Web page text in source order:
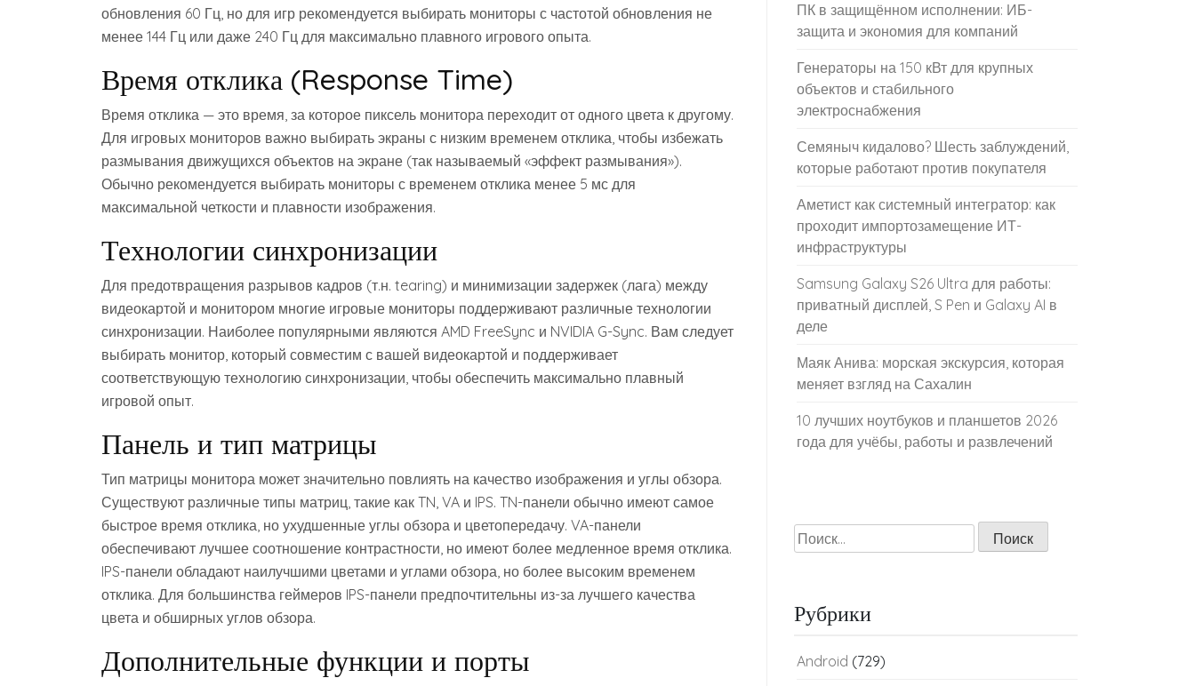
обновления 60 Гц, но для игр рекомендуется выбирать мониторы с частотой обновления не
менее 144 Гц или даже 240 Гц для максимально плавного игрового опыта.
Время отклика (Response Time)
Время отклика — это время, за которое пиксель монитора переходит от одного цвета к другому.
Для игровых мониторов важно выбирать экраны с низким временем отклика, чтобы избежать
размывания движущихся объектов на экране (так называемый «эффект размывания»).
Обычно рекомендуется выбирать мониторы с временем отклика менее 5 мс для
максимальной четкости и плавности изображения.
Технологии синхронизации
Для предотвращения разрывов кадров (т.н. tearing) и минимизации задержек (лага) между
видеокартой и монитором многие игровые мониторы поддерживают различные технологии
синхронизации. Наиболее популярными являются AMD FreeSync и NVIDIA G-Sync. Вам следует
выбирать монитор, который совместим с вашей видеокартой и поддерживает
соответствующую технологию синхронизации, чтобы обеспечить максимально плавный
игровой опыт.
Панель и тип матрицы
Тип матрицы монитора может значительно повлиять на качество изображения и углы обзора.
Существуют различные типы матриц, такие как TN, VA и IPS. TN-панели обычно имеют самое
быстрое время отклика, но ухудшенные углы обзора и цветопередачу. VA-панели
обеспечивают лучшее соотношение контрастности, но имеют более медленное время отклика.
IPS-панели обладают наилучшими цветами и углами обзора, но более высоким временем
отклика. Для большинства геймеров IPS-панели предпочтительны из-за лучшего качества
цвета и обширных углов обзора.
Дополнительные функции и порты
ПК в защищённом исполнении: ИБ-
защита и экономия для компаний
Генераторы на 150 кВт для крупных
объектов и стабильного
электроснабжения
Семяныч кидалово? Шесть заблуждений,
которые работают против покупателя
Аметист как системный интегратор: как
проходит импортозамещение ИТ-
инфраструктуры
Samsung Galaxy S26 Ultra для работы:
приватный дисплей, S Pen и Galaxy AI в
деле
Маяк Анива: морская экскурсия, которая
меняет взгляд на Сахалин
10 лучших ноутбуков и планшетов 2026
года для учёбы, работы и развлечений
Найти:
Рубрики
Android (729)